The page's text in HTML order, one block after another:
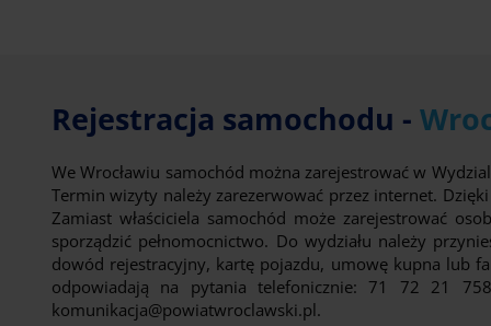
Rejestracja samochodu -
We Wrocławiu samochód można zarejestrować w
Termin wizyty należy zarezerwować przez internet.
Zamiast właściciela samochód może zarejestrować
sporządzić pełnomocnictwo. Do wydziału należy
dowód rejestracyjny, kartę pojazdu, umowę kupna lub
odpowiadają na pytania telefonicznie: 71 72 21
komunikacja@powiatwroclawski.pl.